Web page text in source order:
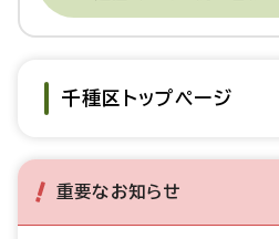
千種区トップページ
重要なお知らせ